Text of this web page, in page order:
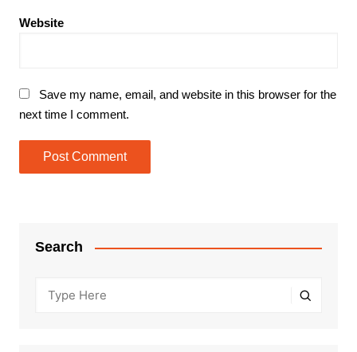
Website
Save my name, email, and website in this browser for the
next time I comment.
Search